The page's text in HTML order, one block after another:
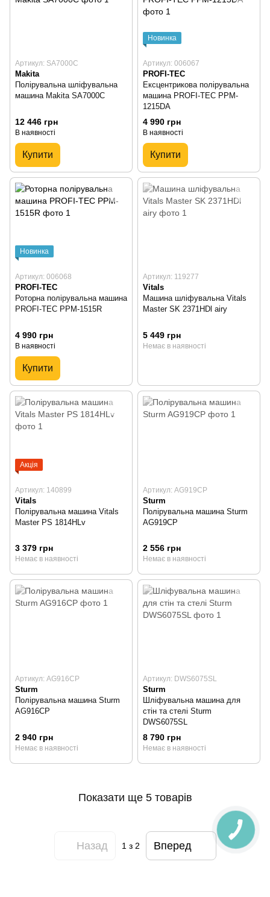
Артикул: SA7000C
Makita
Полірувальна шліфувальна
машина Makita SA7000C
12 446 грн
В наявності
Купити
Новинка
Артикул: 006067
PROFI-TEC
Ексцентрикова полірувальна
машина PROFI-TEC PPM-
1215DA
4 990 грн
В наявності
Купити
Новинка
Артикул: 006068
PROFI-TEC
Роторна полірувальна машина
PROFI-TEC PPM-1515R
4 990 грн
В наявності
Купити
Артикул: 119277
Vitals
Машина шліфувальна Vitals
Master SK 2371HDl airy
5 449 грн
Немає в наявності
Акція
Артикул: 140899
Vitals
Полірувальна машина Vitals
Master PS 1814HLv
3 379 грн
Немає в наявності
Артикул: AG919CP
Sturm
Полірувальна машина Sturm
AG919CP
2 556 грн
Немає в наявності
Артикул: AG916CP
Sturm
Полірувальна машина Sturm
AG916CP
2 940 грн
Немає в наявності
Артикул: DWS6075SL
Sturm
Шліфувальна машина для
стін та стелі Sturm
DWS6075SL
8 790 грн
Немає в наявності
Показати ще 5 товарів
Назад 1 з 2 Вперед